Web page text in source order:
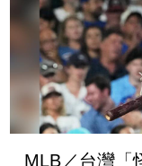
MLB／台灣「